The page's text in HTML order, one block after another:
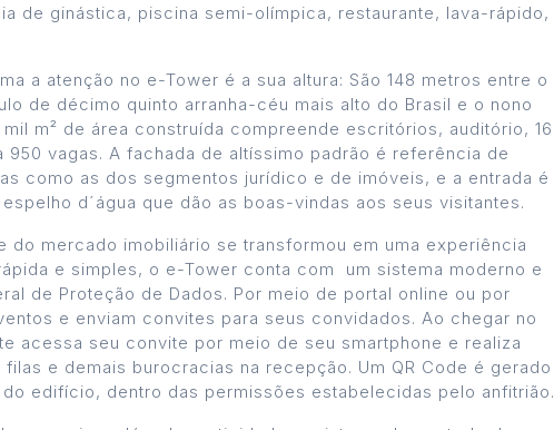
de ginástica, piscina semi-olímpica, restaurante, lava-rápido,
a atenção no e-Tower é a sua altura: São 148 metros entre o
de décimo quinto arranha-céu mais alto do Brasil e o nono
m² de área construída compreende escritórios, auditório, 16
vagas. A fachada de altíssimo padrão é referência de
como as dos segmentos jurídico e de imóveis, e a entrada é
d´água que dão as boas-vindas aos seus visitantes.
mercado imobiliário se transformou em uma experiência
e simples, o e-Tower conta com um sistema moderno e
de Proteção de Dados. Por meio de portal online ou por
e enviam convites para seus convidados. Ao chegar no
acessa seu convite por meio de seu smartphone e realiza
e demais burocracias na recepção. Um QR Code é gerado
edifício, dentro das permissões estabelecidas pelo anfitrião.